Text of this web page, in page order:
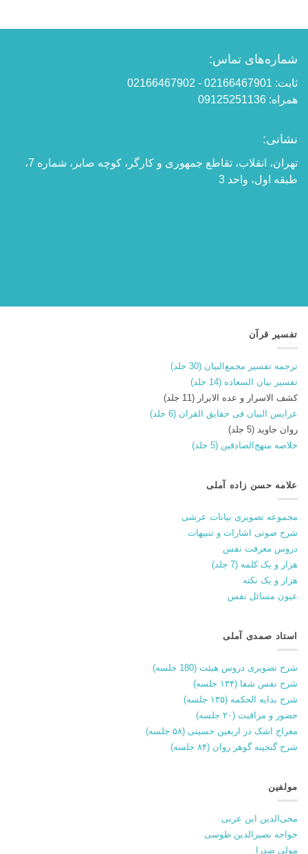
شماره‌های تماس:
ثابت: 02166467901 - 02166467902
همراه: 09125251136
نشانی:
تهران، انقلاب، تقاطع جمهوری و کارگر، کوچه صابر، شماره 7،
طبقه اول، واحد 3
تفسیر قرآن
ترجمه تفسیر مجمع‌البیان (30 جلد)
تفسیر بیان السعاده (14 جلد)
کشف الاسرار و عده الابرار (11 جلد)
عرایس البیان فی حقایق القران (6 جلد)
روان جاوید (5 جلد)
خلاصه منهج‌الصادقین (5 جلد)
علامه حسن زاده آملی
مجموعه تصویری بیانات عرشی
شرح صوتی اشارات و تنبیهات
دروس معرفت نفس
هزار و یک کلمه (7 جلد)
هزار و یک نکته
عیون مسائل نفس
استاد صمدی آملی
شرح تصویری دروس هیئت (180 جلسه)
شرح نفس شفا (۱۳۴ جلسه)
شرح بدایه الحکمه (۱۳۵ جلسه)
حضور و مراقبت (۲۰ جلسه)
معراج اشک در اربعین حسینی (۵۸ جلسه)
شرح گنجینه گوهر روان (۸۴ جلسه)
مولفین
محی‌الدین ابن عربی
خواجه نصیرالدین طوسی
مولی صدرا